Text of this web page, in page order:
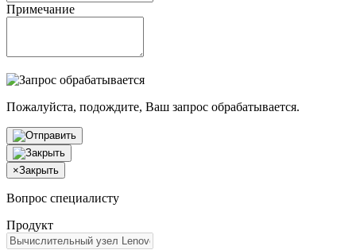
Примечание
Пожалуйста, подождите, Ваш запрос обрабатывается.
×Закрыть
Вопрос специалисту
Продукт